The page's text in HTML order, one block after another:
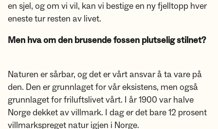
en sjel, og om vi vil, kan vi bestige en ny fjelltopp hver
eneste tur resten av livet.
Men hva om den brusende fossen plutselig stilnet?
Naturen er sårbar, og det er vårt ansvar å ta vare på
den. Den er grunnlaget for vår eksistens, men også
grunnlaget for friluftslivet vårt. I år 1900 var halve
Norge dekket av villmark. I dag er det bare 12 prosent
villmarkspreget natur igjen i Norge.